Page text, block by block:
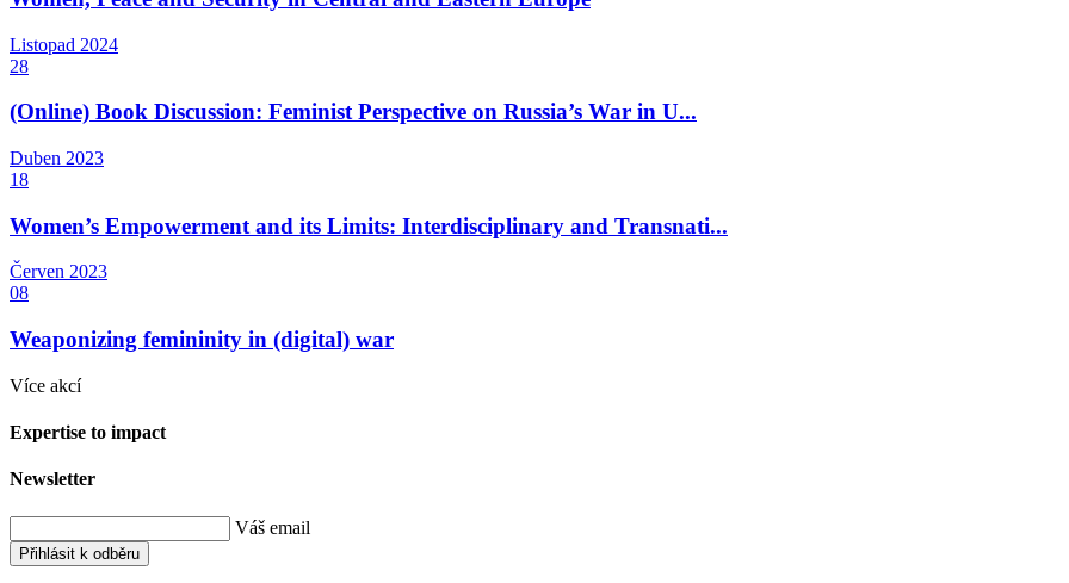
Listopad 2024
28
(Online) Book Discussion: Feminist Perspective on Russia’s War in U...
Duben 2023
18
Women’s Empowerment and its Limits: Interdisciplinary and Transnati...
Červen 2023
08
Weaponizing femininity in (digital) war
Více akcí
Expertise to impact
Newsletter
Váš email
Přihlásit k odběru